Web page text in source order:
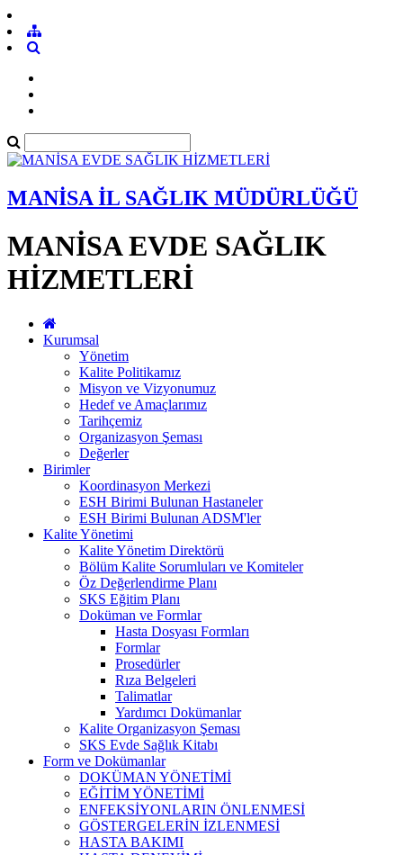
MANİSA İL SAĞLIK MÜDÜRLÜĞÜ
MANİSA EVDE SAĞLIK
HİZMETLERİ
Kurumsal
Yönetim
Kalite Politikamız
Misyon ve Vizyonumuz
Hedef ve Amaçlarımız
Tarihçemiz
Organizasyon Şeması
Değerler
Birimler
Koordinasyon Merkezi
ESH Birimi Bulunan Hastaneler
ESH Birimi Bulunan ADSM'ler
Kalite Yönetimi
Kalite Yönetim Direktörü
Bölüm Kalite Sorumluları ve Komiteler
Öz Değerlendirme Planı
SKS Eğitim Planı
Doküman ve Formlar
Hasta Dosyası Formları
Formlar
Prosedürler
Rıza Belgeleri
Talimatlar
Yardımcı Dokümanlar
Kalite Organizasyon Şeması
SKS Evde Sağlık Kitabı
Form ve Dokümanlar
DOKÜMAN YÖNETİMİ
EĞİTİM YÖNETİMİ
ENFEKSİYONLARIN ÖNLENMESİ
GÖSTERGELERİN İZLENMESİ
HASTA BAKIMI